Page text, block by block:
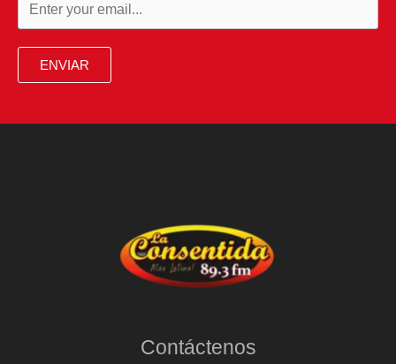
ENVIAR
Contáctenos